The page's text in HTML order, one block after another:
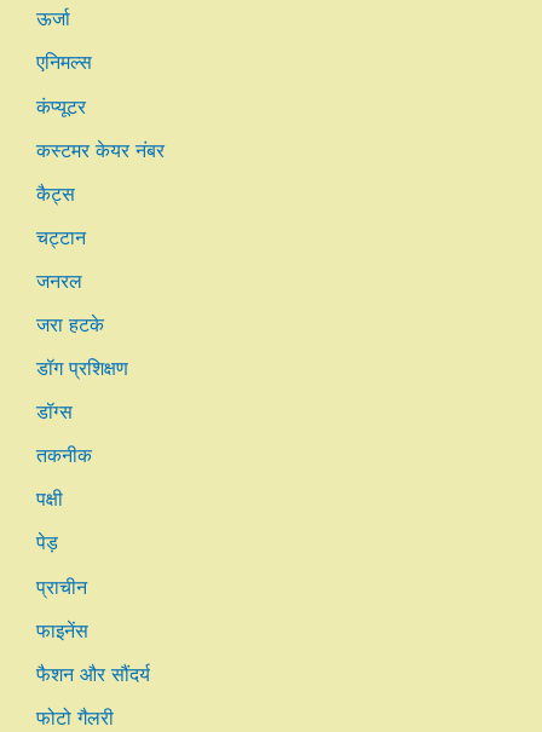
ऊर्जा
एनिमल्स
कंप्यूटर
कस्टमर केयर नंबर
कैट्स
चट्टान
जनरल
जरा हटके
डॉग प्रशिक्षण
डॉग्स
तकनीक
पक्षी
पेड़
प्राचीन
फाइनेंस
फैशन और सौंदर्य
फोटो गैलरी